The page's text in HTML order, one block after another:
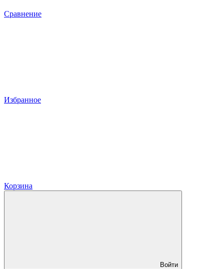
Сравнение
Избранное
Корзина
Войти